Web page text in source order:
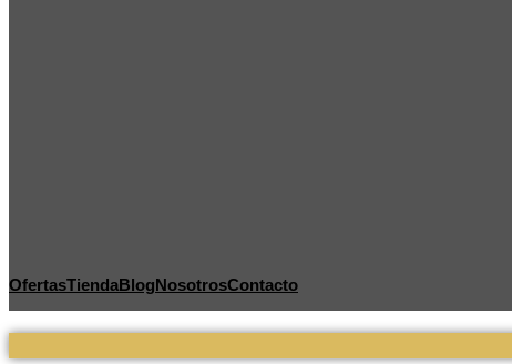
OfertasTiendaBlogNosotrosContacto